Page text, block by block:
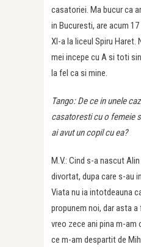
casatoriei. Ma bucur ca
in Bucuresti, are acum
XI-a la liceul Spiru
mei incepe cu A si toti
la fel ca si mine.
Tango: De ce in unele
casatoresti cu o femeie
ai avut un copil cu ea?
M.V.: Cind s-a nascut
divortat, dupa care s-au
Viata nu ia intotdeauna
propunem noi, dar asta
vreo zece ani pina m-am
ce m-am despartit de